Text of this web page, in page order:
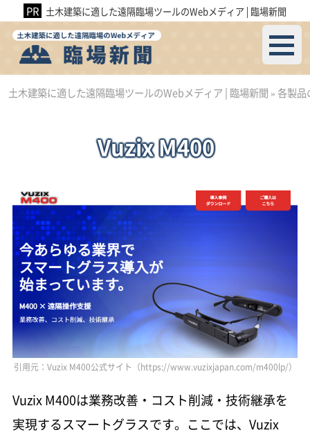
土木建築に適した遠隔臨場ツールのWebメディア│臨場新聞
土木建築に適した遠隔臨場ツールのWebメディア│臨場新聞 »各製品
Vuzix M400
引用元：Vuzix M400公式サイト（https://www.vuzixjapan.com/m400lp/）
Vuzix M400は業務改善・コスト削減・技術継承を
実現するスマートグラスです。ここでは、Vuzix